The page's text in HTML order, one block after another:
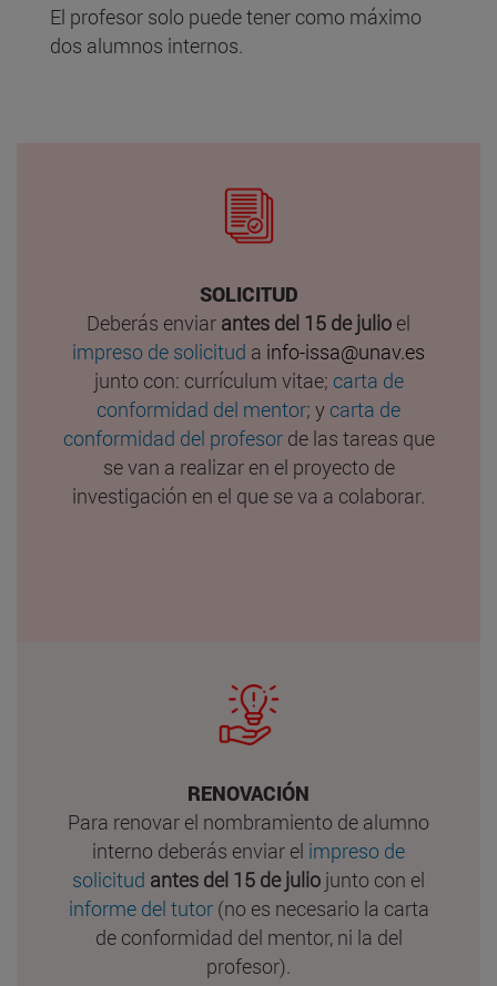
El profesor solo puede tener como máximo
dos alumnos internos.
SOLICITUD
Deberás enviar antes del 15 de julio el
impreso de solicitud a info-issa@unav.es
junto con: currículum vitae; carta de
conformidad del mentor; y carta de
conformidad del profesorde las tareas que
se van a realizar en el proyecto de
investigación en el que se va a colaborar.
RENOVACIÓN
Para renovar el nombramiento de alumno
interno deberás enviar el impreso de
solicitud antes del 15 de julio junto con el
informe del tutor(no es necesario la carta
de conformidad del mentor, ni la del
profesor).